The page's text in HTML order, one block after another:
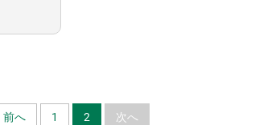
前へ 1 2 次へ